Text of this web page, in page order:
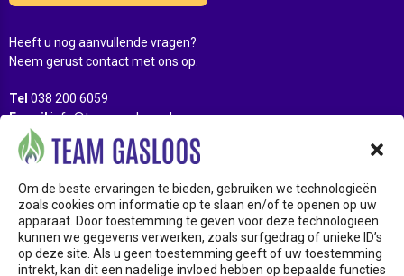
Om de beste ervaringen te bieden, gebruiken we technologieën
zoals cookies om informatie op te slaan en/of te openen op uw
apparaat. Door toestemming te geven voor deze technologieën
kunnen we gegevens verwerken, zoals surfgedrag of unieke ID’s
op deze site. Als u geen toestemming geeft of uw toestemming
intrekt, kan dit een nadelige invloed hebben op bepaalde functies
Heeft u nog aanvullende vragen?
Neem gerust contact met ons op.
Tel 038 200 6059
E-mailinfo@teamgasloos.nl
Openingstijden
Adres
Carlsonstraat 27 8263 CA
Kampen